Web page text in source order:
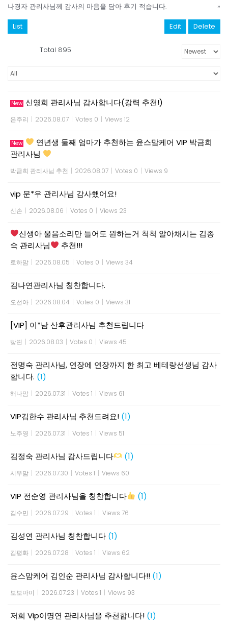
나경자 관리사님께 감사의 마음을 담아 후기 적습니다. »
List Edit Delete
Total 895
New 신영희 관리사님 감사합니다(강력 추천!)
은주리 | 2026.08.07 | Votes 0 | Views 12
New
연년생 둘째 엄마가 추천하는 윤스맘케어 VIP 박금희
관리사님
박금희 관리사님 추천 | 2026.08.07 | Votes 0 | Views 9
vip 문*우 관리사님 감사했어요!
신손 | 2026.08.06 | Votes 0 | Views 23
신생아 울음소리만 들어도 원하는거 척척 알아채시는 김종
숙 관리사님
추천!!!
로하맘 | 2026.08.05 | Votes 0 | Views 34
김나연관리사님 칭찬합니다.
오선아 | 2026.08.04 | Votes 0 | Views 31
[VIP] 이*남 산후관리사님 추천드립니다
빵띤 | 2026.08.03 | Votes 0 | Views 45
전명숙 관리사님, 연장에 연장까지 한 최고 베테랑선생님 감사
합니다. (1)
해나맘 | 2026.07.31 | Votes 1 | Views 61
VIP김한수 관리사님 추천드려요! (1)
노주영 | 2026.07.31 | Votes 1 | Views 51
김정숙 관리사님 감사드립니다 (1)
시우맘 | 2026.07.30 | Votes 1 | Views 60
VIP 전순영 관리사님을 칭찬합니다 (1)
김수민 | 2026.07.29 | Votes 1 | Views 76
김성연 관리사님 칭찬합니다 (1)
김평화 | 2026.07.28 | Votes 1 | Views 62
윤스맘케어 김인순 관리사님 감사합니다!! (1)
보보마미 | 2026.07.23 | Votes 1 | Views 93
저희 Vip이명연 관리사님을 추천합니다! (1)